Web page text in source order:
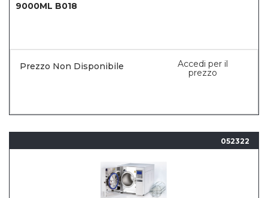
9000ML B018
Prezzo Non Disponibile
Accedi per il
prezzo
052322